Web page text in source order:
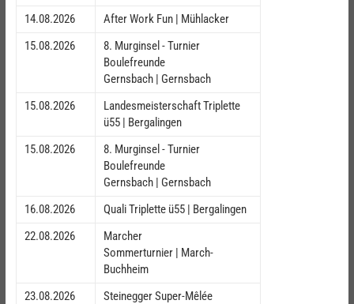
14.08.2026
After Work Fun | Mühlacker
15.08.2026
8. Murginsel - Turnier
Boulefreunde
Gernsbach | Gernsbach
15.08.2026
Landesmeisterschaft Triplette
ü55 | Bergalingen
15.08.2026
8. Murginsel - Turnier
Boulefreunde
Gernsbach | Gernsbach
16.08.2026
Quali Triplette ü55 | Bergalingen
22.08.2026
Marcher
Sommerturnier | March-
Buchheim
23.08.2026
Steinegger Super-Mêlée